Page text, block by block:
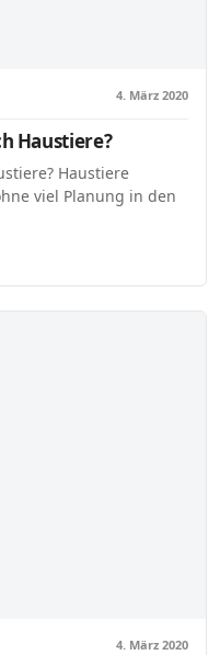
4. März 2020
Haustiere?
Haustiere
viel Planung in den
4. März 2020